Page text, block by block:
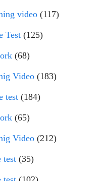
video(117)
Test(125)
(68)
Video(183)
test(184)
(65)
Video(212)
test(35)